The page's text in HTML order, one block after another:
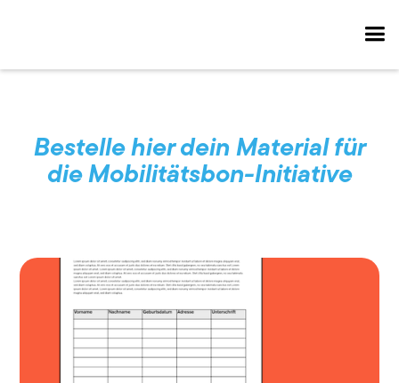
Bestelle hier dein Material für
die Mobilitätsbon-Initiative